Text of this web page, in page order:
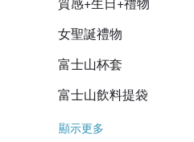
女聖誕禮物
富士山杯套
富士山飲料提袋
顯示更多